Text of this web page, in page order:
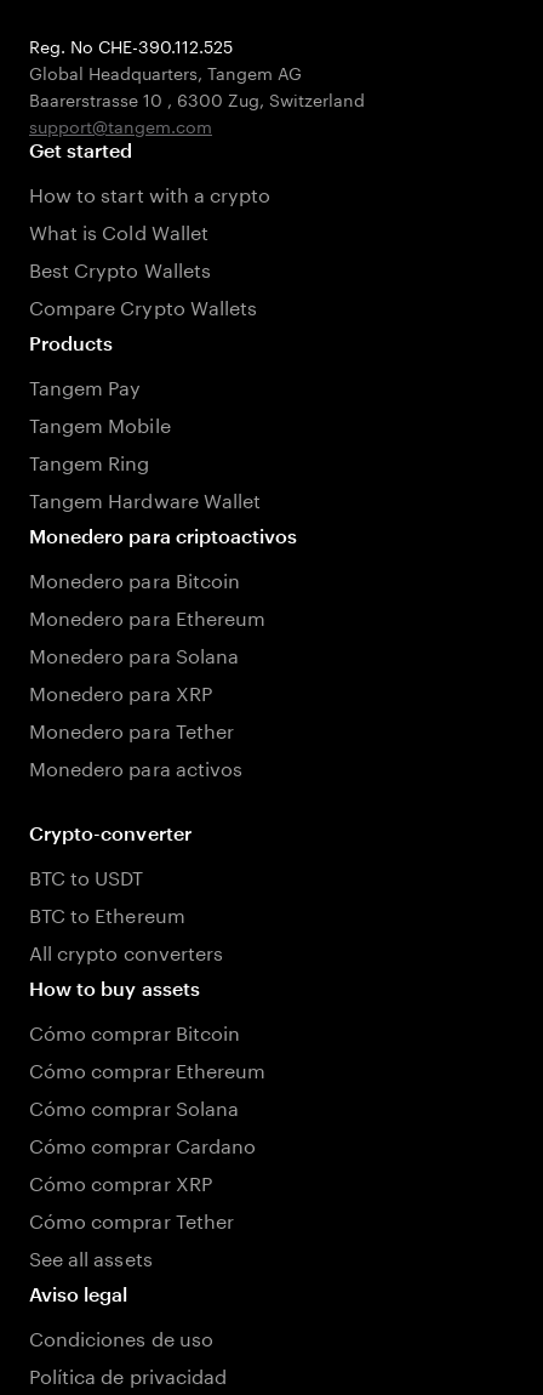
Reg. No CHE-390.112.525
Global Headquarters, Tangem AG
Baarerstrasse 10 , 6300 Zug, Switzerland
support@tangem.com
Get started
How to start with a crypto
What is Cold Wallet
Best Crypto Wallets
Compare Crypto Wallets
Products
Tangem Pay
Tangem Mobile
Tangem Ring
Tangem Hardware Wallet
Monedero para criptoactivos
Monedero para Bitcoin
Monedero para Ethereum
Monedero para Solana
Monedero para XRP
Monedero para Tether
Monedero para activos
Crypto-converter
BTC to USDT
BTC to Ethereum
All crypto converters
How to buy assets
Cómo comprar Bitcoin
Cómo comprar Ethereum
Cómo comprar Solana
Cómo comprar Cardano
Cómo comprar XRP
Cómo comprar Tether
See all assets
Aviso legal
Condiciones de uso
Política de privacidad